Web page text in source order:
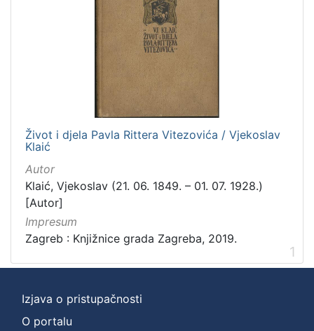
Život i djela Pavla Rittera Vitezovića / Vjekoslav
Klaić
Autor
Klaić, Vjekoslav (21. 06. 1849. – 01. 07. 1928.)
[Autor]
Impresum
Zagreb : Knjižnice grada Zagreba, 2019.
1
Izjava o pristupačnosti
O portalu